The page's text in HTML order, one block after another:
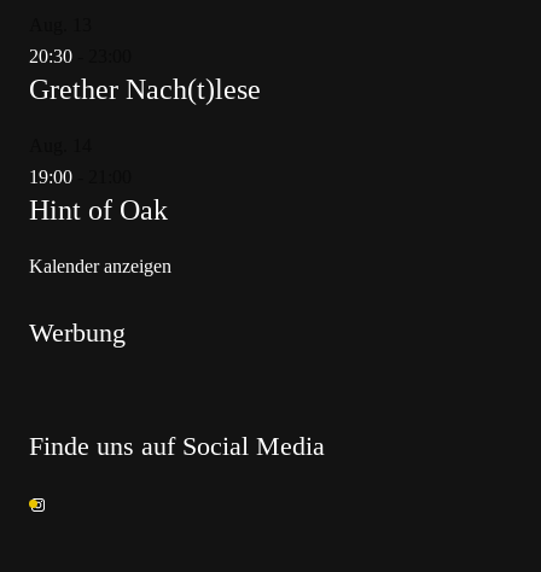
20:30
Grether Nach(t)lese
19:00
Hint of Oak
Kalender anzeigen
Werbung
Finde uns auf Social Media